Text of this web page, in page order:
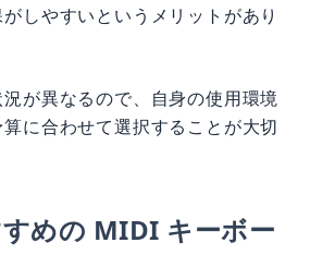
しやすいというメリットがあり
が異なるので、自身の使用環境
に合わせて選択することが大切
めの MIDI キーボー